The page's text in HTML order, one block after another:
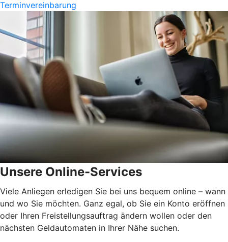
Terminvereinbarung
Unsere Online-Services
Viele Anliegen erledigen Sie bei uns bequem online – wann
und wo Sie möchten. Ganz egal, ob Sie ein Konto eröffnen
oder Ihren Freistellungsauftrag ändern wollen oder den
nächsten Geldautomaten in Ihrer Nähe suchen.